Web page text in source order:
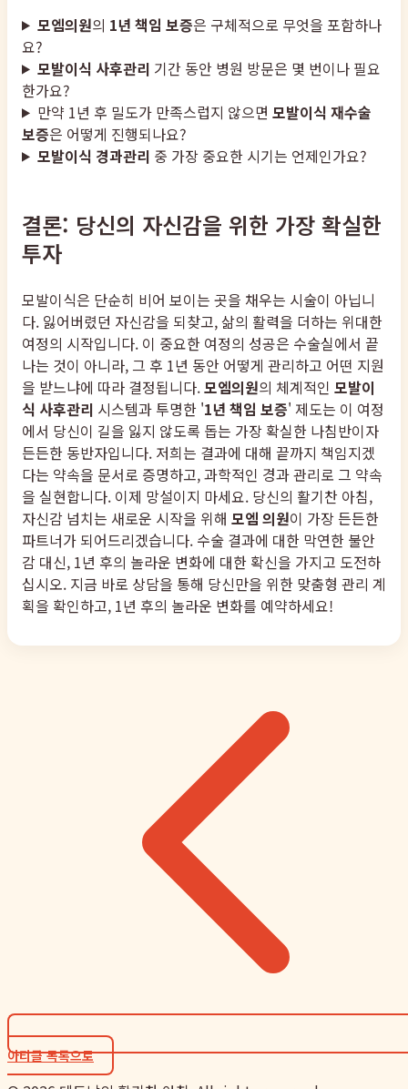
모엠의원의 1년 책임 보증은 구체적으로 무엇을 포함하나
요?
모발이식 사후관리 기간 동안 병원 방문은 몇 번이나 필요
한가요?
만약 1년 후 밀도가 만족스럽지 않으면 모발이식 재수술
보증은 어떻게 진행되나요?
모발이식 경과관리 중 가장 중요한 시기는 언제인가요?
결론: 당신의 자신감을 위한 가장 확실한
투자
모발이식은 단순히 비어 보이는 곳을 채우는 시술이 아닙니
다. 잃어버렸던 자신감을 되찾고, 삶의 활력을 더하는 위대한
여정의 시작입니다. 이 중요한 여정의 성공은 수술실에서 끝
나는 것이 아니라, 그 후 1년 동안 어떻게 관리하고 어떤 지원
을 받느냐에 따라 결정됩니다.모엠의원의 체계적인 모발이
식 사후관리 시스템과 투명한 '1년 책임 보증' 제도는 이 여정
에서 당신이 길을 잃지 않도록 돕는 가장 확실한 나침반이자
든든한 동반자입니다. 저희는 결과에 대해 끝까지 책임지겠
다는 약속을 문서로 증명하고, 과학적인 경과 관리로 그 약속
을 실현합니다. 이제 망설이지 마세요. 당신의 활기찬 아침,
자신감 넘치는 새로운 시작을 위해 모엠 의원이 가장 든든한
파트너가 되어드리겠습니다. 수술 결과에 대한 막연한 불안
감 대신, 1년 후의 놀라운 변화에 대한 확신을 가지고 도전하
십시오. 지금 바로 상담을 통해 당신만을 위한 맞춤형 관리 계
획을 확인하고, 1년 후의 놀라운 변화를 예약하세요!
아티클 목록으로